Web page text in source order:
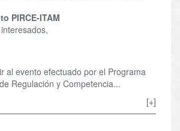
PIRCE-ITAM
al evento efectuado por el Programa
Regulación y Competencia...
[+]